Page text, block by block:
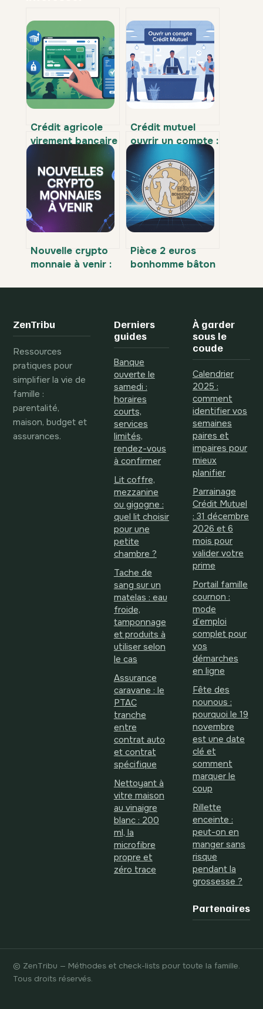
Crédit agricole
virement bancaire
: délais, plafonds
et démarches
expliqués
Crédit mutuel
ouvrir un compte :
démarches,
conditions et
choix à faire
Nouvelle crypto
monnaie à venir :
surveiller en
Pièce 2 euros
bonhomme bâton
comment
ZenTribu
Ressources
pratiques pour
simplifier la vie de
famille :
parentalité,
maison, budget et
assurances.
Derniers
guides
Banque
ouverte le
samedi :
horaires
courts,
services
limités,
rendez-vous
à confirmer
Lit coffre,
mezzanine
ou gigogne :
quel lit choisir
pour une
petite
chambre ?
Tache de
sang sur un
matelas : eau
froide,
tamponnage
et produits à
utiliser selon
le cas
Assurance
caravane : le
PTAC
tranche
entre
contrat auto
et contrat
spécifique
Nettoyant à
vitre maison
au vinaigre
blanc : 200
ml, la
microfibre
propre et
zéro trace
À garder
sous le
coude
Calendrier
2025 :
comment
identifier vos
semaines
paires et
impaires pour
mieux
planifier
Parrainage
Crédit Mutuel
: 31 décembre
2026 et 6
mois pour
valider votre
prime
Portail famille
cournon :
mode
d’emploi
complet pour
vos
démarches
en ligne
Fête des
nounous :
pourquoi le 19
novembre
est une date
clé et
comment
marquer le
coup
Rillette
enceinte :
peut-on en
manger sans
risque
pendant la
grossesse ?
Partenaires
© ZenTribu — Méthodes et check-lists pour toute la famille.
Tous droits réservés.